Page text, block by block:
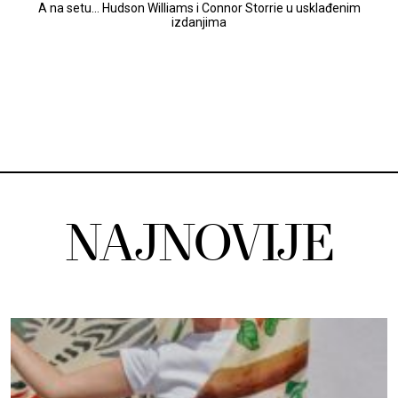
A na setu... Hudson Williams i Connor Storrie u usklađenim
izdanjima
NAJNOVIJE